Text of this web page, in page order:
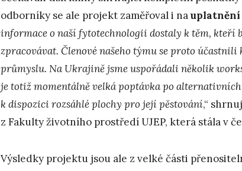
odborníky se ale projekt zaměřoval i na
informace o naší fytotechnologii dostaly k těm, kteří
zpracovávat. Členové našeho týmu se proto
průmyslu. Na Ukrajině jsme uspořádali několik
je totiž momentálně velká poptávka po
k dispozici rozsáhlé plochy pro její pěstování,“
z Fakulty životního prostředí UJEP, která stála v
Výsledky projektu jsou ale z velké části